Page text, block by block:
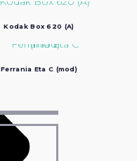
Kodak Box 620 (A)
Ferrania Eta C (mod)